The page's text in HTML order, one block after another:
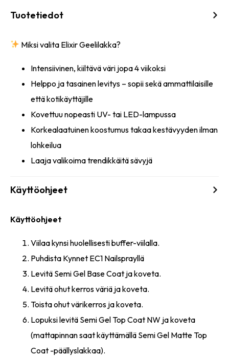
Tuotetiedot
Miksi valita Elixir Geelilakka?
Intensiivinen, kiiltävä väri jopa 4 viikoksi
Helppo ja tasainen levitys – sopii sekä ammattilaisille
että kotikäyttäjille
Kovettuu nopeasti UV- tai LED-lampussa
Korkealaatuinen koostumus takaa kestävyyden ilman
lohkeilua
Laaja valikoima trendikkäitä sävyjä
Käyttöohjeet
Käyttöohjeet
Viilaa kynsi huolellisesti buffer-viilalla.
Puhdista Kynnet EC1 Nailsprayllä
Levitä Semi Gel Base Coat ja koveta.
Levitä ohut kerros väriä ja koveta.
Toista ohut värikerros ja koveta.
Lopuksi levitä Semi Gel Top Coat NW ja koveta
(mattapinnan saat käyttämällä Semi Gel Matte Top
Coat -päällyslakkaa).